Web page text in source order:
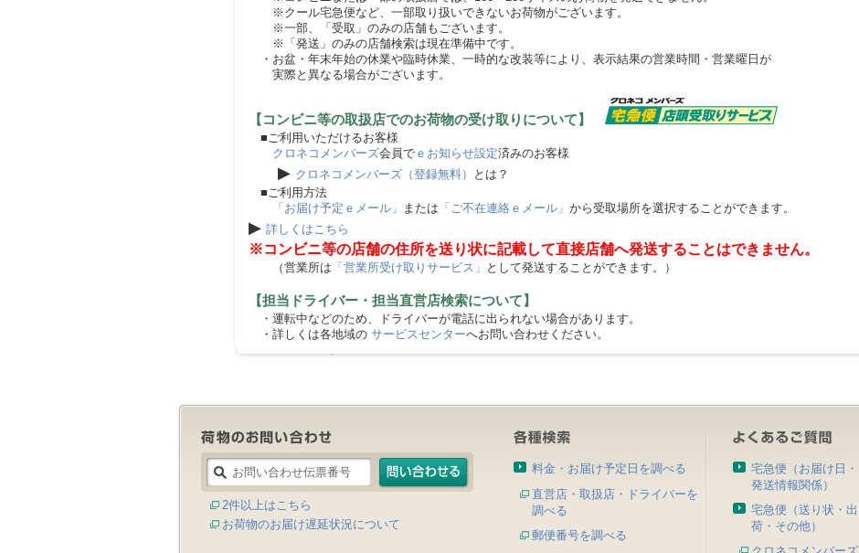
※クール宅急便など、一部取り扱いできないお荷物がございます。
※一部、「受取」のみの店舗もございます。
※「発送」のみの店舗検索は現在準備中です。
・お盆・年末年始の休業や臨時休業、一時的な改装等により、表示結果の営業時間・営業曜日が
実際と異なる場合がございます。
【コンビニ等の取扱店でのお荷物の受け取りについて】
■ご利用いただけるお客様
クロネコメンバーズ会員で ｅお知らせ設定済みのお客様
▶ クロネコメンバーズ（登録無料）
とは？
■ご利用方法
「お届け予定ｅメール」 または 「ご不在連絡ｅメール」 から受取場所を選択することができます。
▶ 詳しくはこちら
※コンビニ等の店舗の住所を送り状に記載して直接店舗へ発送することはできません。
（営業所は 「営業所受け取りサービス」 として発送することができます。）
【担当ドライバー・担当直営店検索について】
・運転中などのため、ドライバーが電話に出られない場合があります。
・詳しくは各地域の サービスセンターへお問い合わせください。
2件以上はこちら
お荷物のお届け遅延状況について
料金・お届け予定日を調べる
直営店・取扱店・ドライバーを
調べる
郵便番号を調べる
宅急便（お届け日・
発送情報関係）
宅急便（送り状・出
荷・その他）